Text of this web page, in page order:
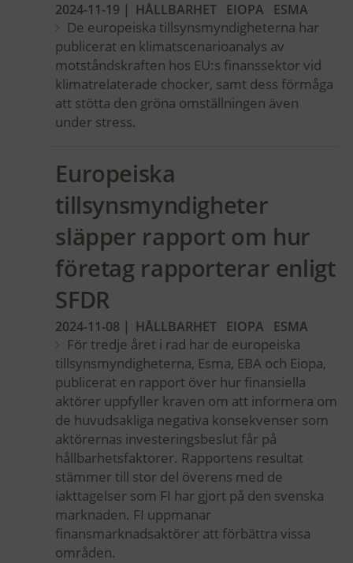
2024-11-19 | HÅLLBARHET EIOPA ESMA
De europeiska tillsynsmyndigheterna har
publicerat en klimatscenarioanalys av
motståndskraften hos EU:s finanssektor vid
klimatrelaterade chocker, samt dess förmåga
att stötta den gröna omställningen även
under stress.
Europeiska
tillsynsmyndigheter
släpper rapport om hur
företag rapporterar enligt
SFDR
2024-11-08 | HÅLLBARHET EIOPA ESMA
För tredje året i rad har de europeiska
tillsynsmyndigheterna, Esma, EBA och Eiopa,
publicerat en rapport över hur finansiella
aktörer uppfyller kraven om att informera om
de huvudsakliga negativa konsekvenser som
aktörernas investeringsbeslut får på
hållbarhetsfaktorer. Rapportens resultat
stämmer till stor del överens med de
iakttagelser som FI har gjort på den svenska
marknaden. FI uppmanar
finansmarknadsaktörer att förbättra vissa
områden.